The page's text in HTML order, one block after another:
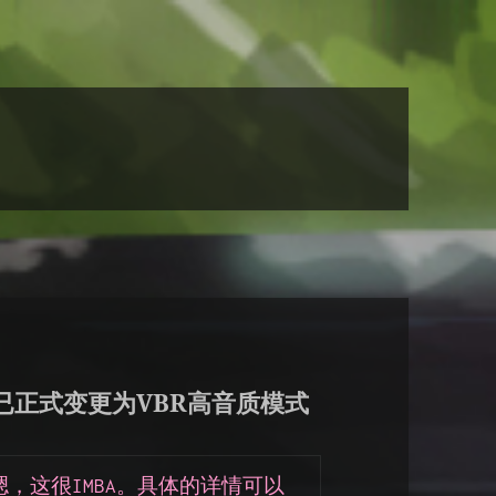
正式变更为VBR高音质模式
这很IMBA。具体的详情可以